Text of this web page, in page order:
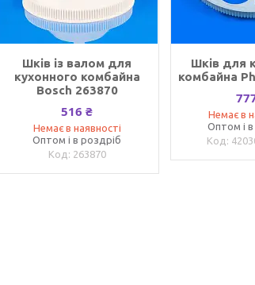
Шків із валом для
кухонного комбайна
Bosch 263870
516 ₴
Немає в наявності
Оптом і в роздріб
263870
Шків для
комбайна
Немає в
Оптом і